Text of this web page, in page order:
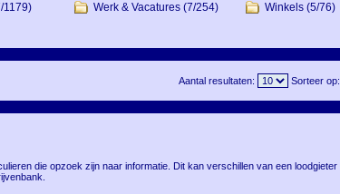
1179) Werk & Vacatures (7/254) Winkels (5/76)
Aantal resultaten: Sorteer op:
die opzoek zijn naar informatie. Dit kan verschillen van een loodgieter